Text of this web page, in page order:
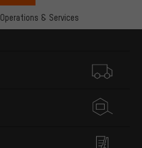
& Services